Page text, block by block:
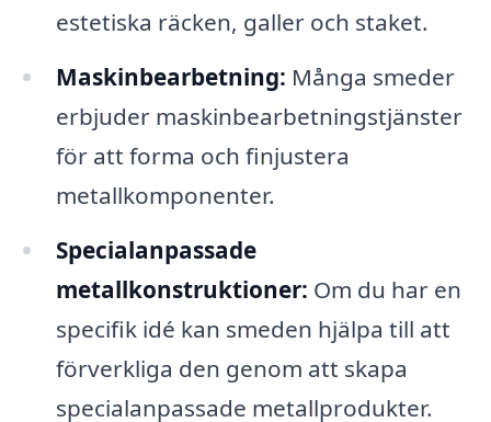
estetiska räcken, galler och staket.
Maskinbearbetning: Många smeder
erbjuder maskinbearbetningstjänster
för att forma och finjustera
metallkomponenter.
Specialanpassade
metallkonstruktioner: Om du har en
specifik idé kan smeden hjälpa till att
förverkliga den genom att skapa
specialanpassade metallprodukter.